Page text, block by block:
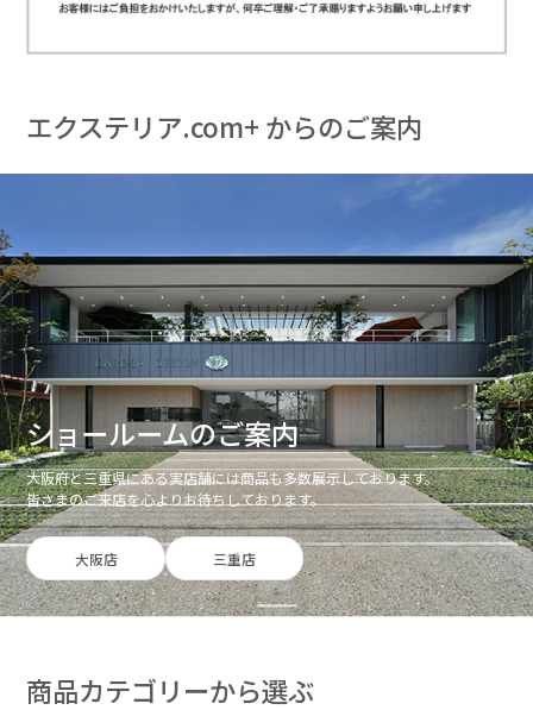
エクステリア.com+ からのご案内
ショールームのご案内
大阪府と三重県にある実店舗には商品も多数展示しております。
皆さまのご来店を心よりお待ちしております。
大阪店 三重店
商品カテゴリーから選ぶ